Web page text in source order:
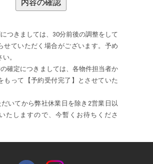
つきましては、30分前後の調整をして
せていただく場合がございます。予め
。
確定につきましては、各物件担当者か
もって【予約受付完了】とさせていた
いてから弊社休業日を除き2営業日以
たしますので、今暫くお待ちくださ